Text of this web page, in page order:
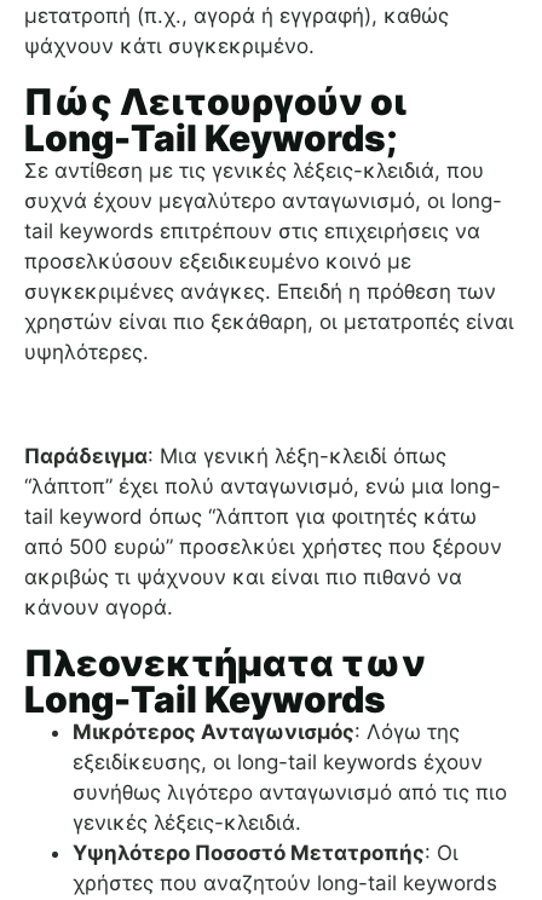
μετατροπή (π.χ., αγορά ή εγγραφή), καθώς
ψάχνουν κάτι συγκεκριμένο.
Πώς Λειτουργούν οι
Long-Tail Keywords;
Σε αντίθεση με τις γενικές λέξεις-κλειδιά, που
συχνά έχουν μεγαλύτερο ανταγωνισμό, οι long-
tail keywords επιτρέπουν στις επιχειρήσεις να
προσελκύσουν εξειδικευμένο κοινό με
συγκεκριμένες ανάγκες. Επειδή η πρόθεση των
χρηστών είναι πιο ξεκάθαρη, οι μετατροπές είναι
υψηλότερες.
Παράδειγμα: Μια γενική λέξη-κλειδί όπως
“λάπτοπ” έχει πολύ ανταγωνισμό, ενώ μια long-
tail keyword όπως “λάπτοπ για φοιτητές κάτω
από 500 ευρώ” προσελκύει χρήστες που ξέρουν
ακριβώς τι ψάχνουν και είναι πιο πιθανό να
κάνουν αγορά.
Πλεονεκτήματα των
Long-Tail Keywords
Μικρότερος Ανταγωνισμός: Λόγω της
εξειδίκευσης, οι long-tail keywords έχουν
συνήθως λιγότερο ανταγωνισμό από τις πιο
γενικές λέξεις-κλειδιά.
Υψηλότερο Ποσοστό Μετατροπής: Οι
χρήστες που αναζητούν long-tail keywords